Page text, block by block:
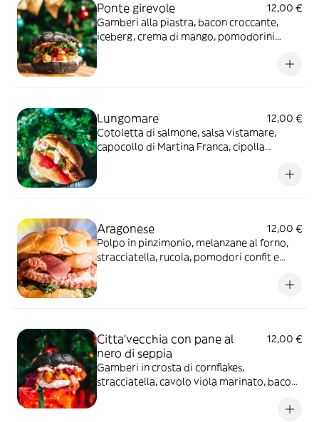
Ponte girevole
12,00 €
Gamberi alla piastra, bacon croccante,
iceberg, crema di mango, pomodorini
Lungomare
12,00 €
Cotoletta di salmone, salsa vistamare,
capocollo di Martina Franca, cipolla
Aragonese
12,00 €
Polpo in pinzimonio, melanzane al forno,
stracciatella, rucola, pomodori confit e
Citta'vecchia con pane al
nero di seppia
12,00 €
Gamberi in crosta di cornflakes,
stracciatella, cavolo viola marinato, bacon